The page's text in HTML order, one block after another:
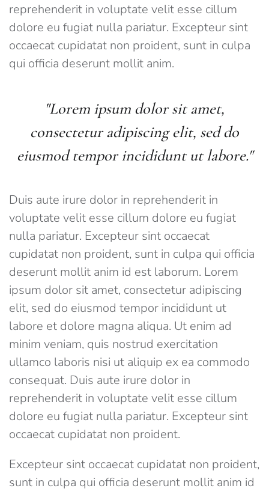
reprehenderit in voluptate velit esse cillum
dolore eu fugiat nulla pariatur. Excepteur sint
occaecat cupidatat non proident, sunt in culpa
qui officia deserunt mollit anim.
"Lorem ipsum dolor sit amet,
consectetur adipiscing elit, sed do
eiusmod tempor incididunt ut labore."
Duis aute irure dolor in reprehenderit in
voluptate velit esse cillum dolore eu fugiat
nulla pariatur. Excepteur sint occaecat
cupidatat non proident, sunt in culpa qui officia
deserunt mollit anim id est laborum. Lorem
ipsum dolor sit amet, consectetur adipiscing
elit, sed do eiusmod tempor incididunt ut
labore et dolore magna aliqua. Ut enim ad
minim veniam, quis nostrud exercitation
ullamco laboris nisi ut aliquip ex ea commodo
consequat. Duis aute irure dolor in
reprehenderit in voluptate velit esse cillum
dolore eu fugiat nulla pariatur. Excepteur sint
occaecat cupidatat non proident.
Excepteur sint occaecat cupidatat non proident,
sunt in culpa qui officia deserunt mollit anim id